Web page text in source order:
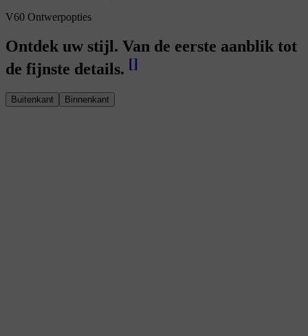
V60 Ontwerpopties
Ontdek uw stijl. Van de eerste aanblik tot
de fijnste details. []
Buitenkant Binnenkant